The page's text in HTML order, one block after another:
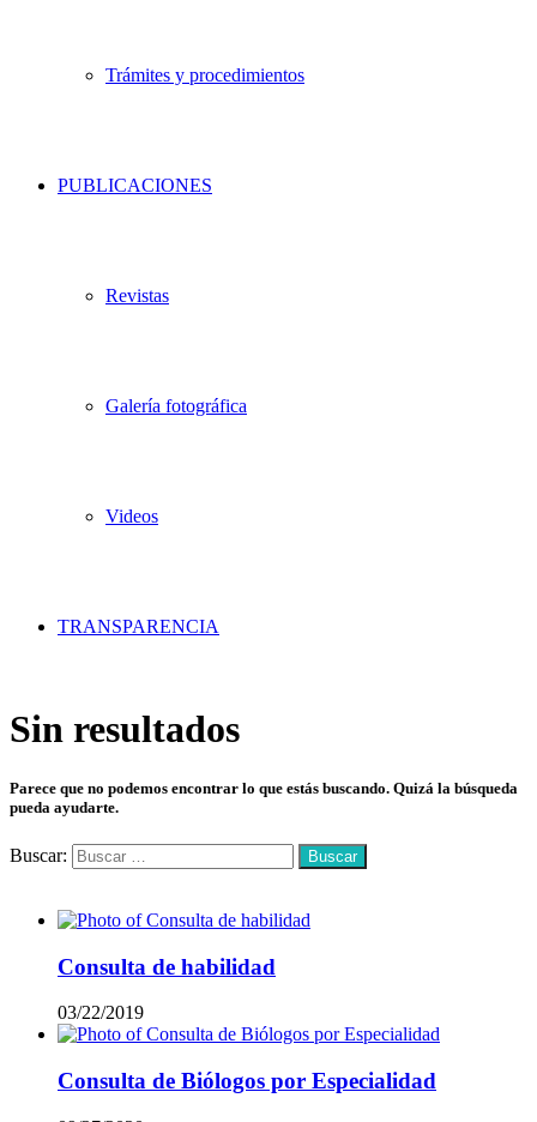
Trámites y procedimientos
PUBLICACIONES
Revistas
Galería fotográfica
Videos
TRANSPARENCIA
Sin resultados
Parece que no podemos encontrar lo que estás buscando. Quizá la búsqueda
pueda ayudarte.
Buscar:
Consulta de habilidad
03/22/2019
Consulta de Biólogos por Especialidad